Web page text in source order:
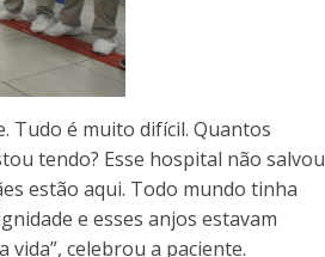
Tudo é muito difícil. Quantos
tendo? Esse hospital não salvou
estão aqui. Todo mundo tinha
e esses anjos estavam
celebrou a paciente.